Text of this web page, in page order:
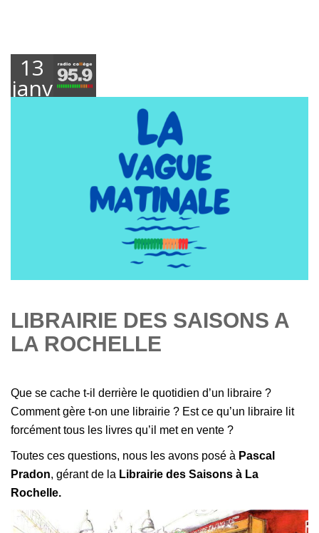
13
janvier
LIBRAIRIE DES SAISONS A
LA ROCHELLE
Que se cache t-il derrière le quotidien d’un libraire ?
Comment gère t-on une librairie ? Est ce qu’un libraire lit
forcément tous les livres qu’il met en vente ?
Toutes ces questions, nous les avons posé à Pascal
Pradon, gérant de la Librairie des Saisons à La
Rochelle.